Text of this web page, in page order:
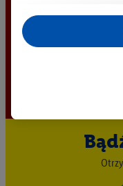
są za zgodą
jako odrębnych
danych osobowych; w
generowania statystyk
odbywa się w celu
umożliwienia